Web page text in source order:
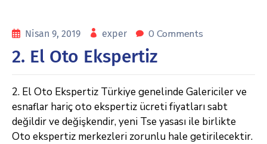
Nisan 9, 2019 exper 0 Comments
2. El Oto Ekspertiz
2. El Oto Ekspertiz Türkiye genelinde Galericiler ve
esnaflar hariç oto ekspertiz ücreti fiyatları sabt
değildir ve değişkendir, yeni Tse yasası ile birlikte
Oto ekspertiz merkezleri zorunlu hale getirilecektir.